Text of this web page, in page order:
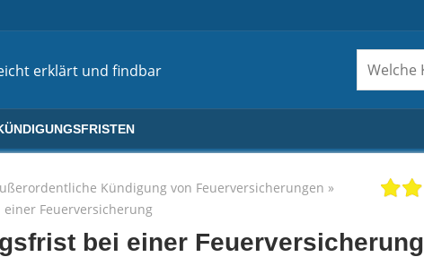
erklärt und findbar
Kündigung von Feuerversicherungen »
Feuerversicherung
bei einer Feuerversicherung